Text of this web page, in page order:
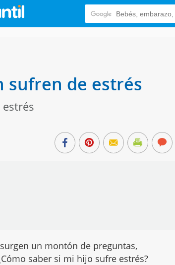
sufren de estrés
surgen un montón de preguntas,
saber si mi hijo sufre estrés?